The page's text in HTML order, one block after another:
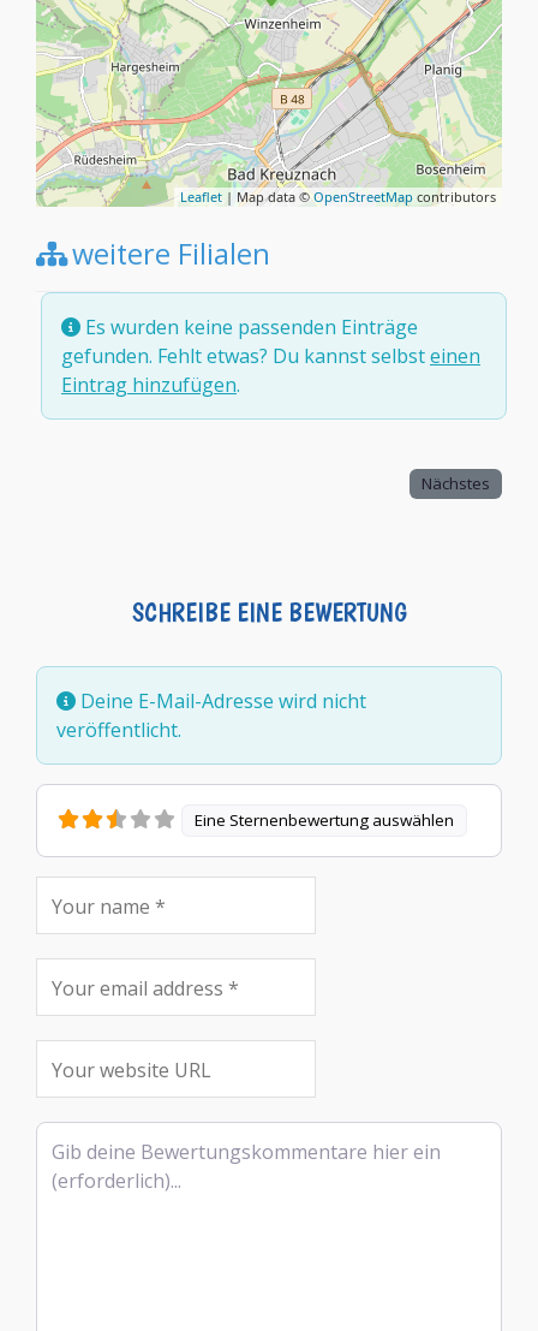
Leaflet | Map data ©OpenStreetMap contributors
weitere Filialen
Es wurden keine passenden Einträge
gefunden. Fehlt etwas? Du kannst selbsteinen
Eintrag hinzufügen.
Nächstes
SCHREIBE EINE BEWERTUNG
Deine E-Mail-Adresse wird nicht
veröffentlicht.
Eine Sternenbewertung auswählen
Rezensionstext